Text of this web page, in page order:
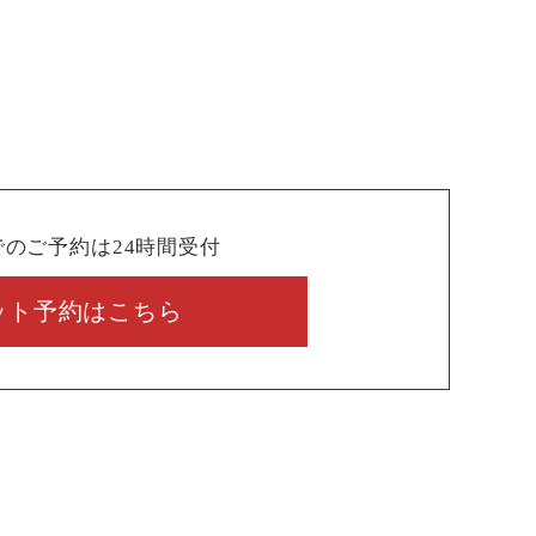
のご予約は24時間受付
ト予約はこちら